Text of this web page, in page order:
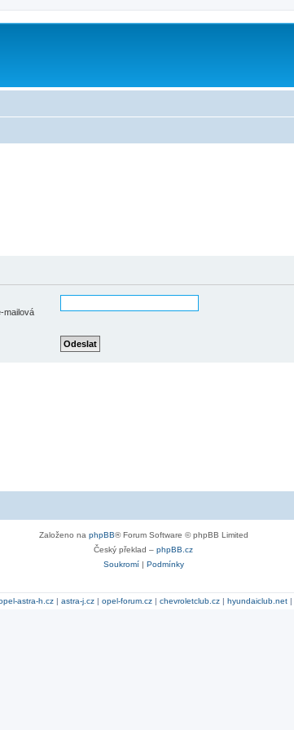
mailová
Založeno na phpBB® Forum Software © phpBB Limited
Český překlad – phpBB.cz
Soukromí| Podmínky
astra-h.cz| astra-j.cz| opel-forum.cz| chevroletclub.cz| hyundaiclub.net|